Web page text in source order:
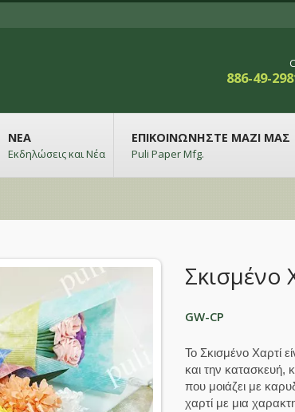
886-49-
ΝΈΑ
Εκδηλώσεις και Νέα
ΕΠΙΚΟΙΝΩΝΉΣΤΕ ΜΑΖΊ ΜΑΣ
Puli Paper Mfg.
Σκισμένο
GW-CP
Το Σκισμένο Χαρτί
και την κατασκευή,
που μοιάζει με
χαρτί με μια